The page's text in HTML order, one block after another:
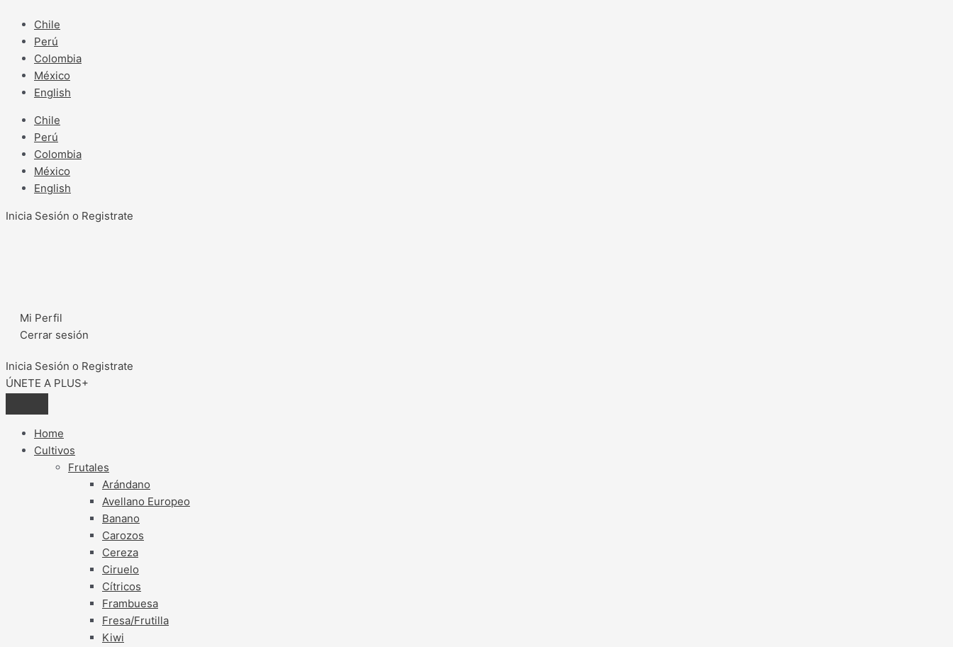
contenido
Chile
Perú
Colombia
México
English
Chile
Perú
Colombia
México
English
Inicia Sesión o Registrate
Mi Perfil
Cerrar sesión
Inicia Sesión o Registrate
ÚNETE A PLUS+
Home
Cultivos
Frutales
Arándano
Avellano Europeo
Banano
Carozos
Cereza
Ciruelo
Cítricos
Frambuesa
Fresa/Frutilla
Kiwi